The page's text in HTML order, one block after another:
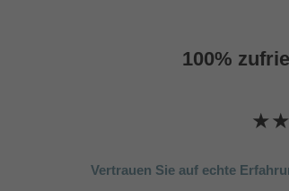
100%
Vertrauen Sie auf echte